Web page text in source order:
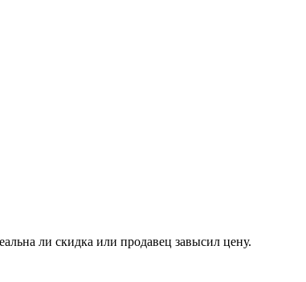
ли скидка или продавец завысил цену.